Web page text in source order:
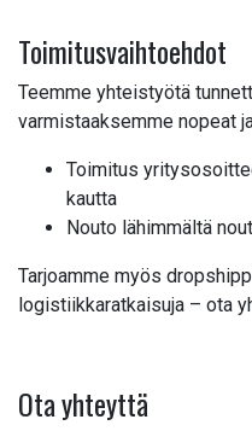
Toimitusvaihtoehdot
Teemme yhteistyötä
varmistaaksemme nopeat
Toimitus
kautta
Nouto lähimmältä
Tarjoamme myös
logistiikkaratkaisuja – ota
Ota yhteyttä